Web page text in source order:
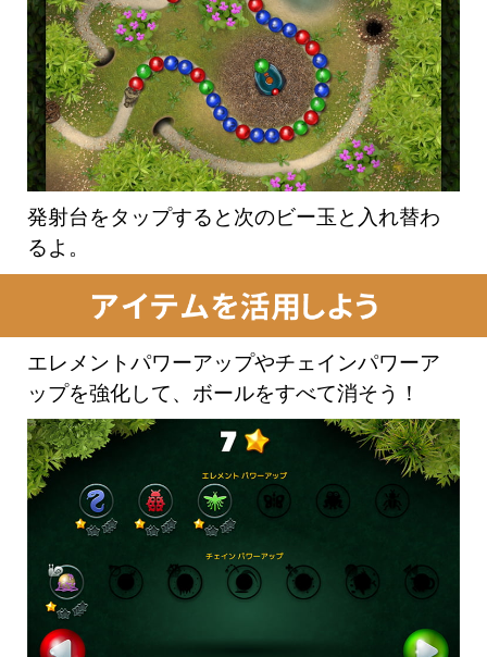
発射台をタップすると次のビー玉と入れ替わ
るよ。
エレメントパワーアップやチェインパワーア
ップを強化して、ボールをすべて消そう！